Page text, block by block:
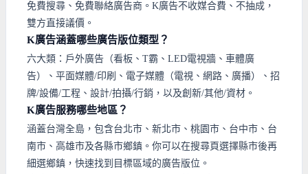
免費搜尋、免費聯絡廣告商。K廣告不收媒合費、不抽成，
雙方直接議價。
K廣告涵蓋哪些廣告版位類型？
六大類：戶外廣告（看板、T霸、LED電視牆、車體廣
告）、平面媒體/印刷、電子媒體（電視、網路、廣播）、招
牌/設備/工程、設計/拍攝/行銷，以及創新/其他/資材。
K廣告服務哪些地區？
涵蓋台灣全島，包含台北市、新北市、桃園市、台中市、台
南市、高雄市及各縣市鄉鎮。你可以在搜尋頁選擇縣市後再
細選鄉鎮，快速找到目標區域的廣告版位。